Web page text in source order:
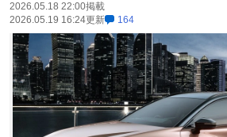
2026.05.18 22:00掲載
2026.05.19 16:24更新 164